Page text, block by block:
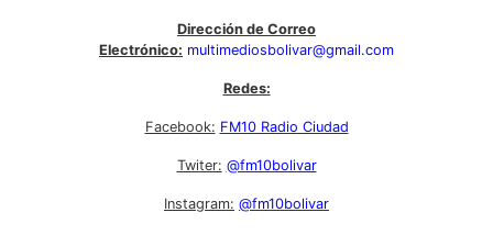
Dirección de Correo
Electrónico: multimediosbolivar@gmail.com
Redes:
Facebook: FM10 Radio Ciudad
Twiter: @fm10bolivar
Instagram: @fm10bolivar